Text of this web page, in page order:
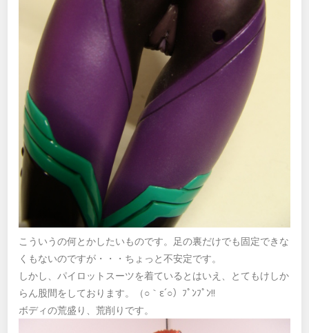
こういうの何とかしたいものです。足の裏だけでも固定できな
くもないのですが・・・ちょっと不安定です。
しかし、パイロットスーツを着ているとはいえ、とてもけしか
らん股間をしております。（○｀ε´○）ﾌﾟﾝﾌﾟﾝ!!
ボディの荒盛り、荒削りです。